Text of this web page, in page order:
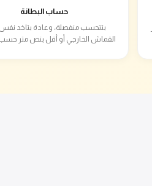
حساب البطانة
بتتحسب منفصلة، وعادة بتاخد
القماش الخارجي أو أقل بنص متر